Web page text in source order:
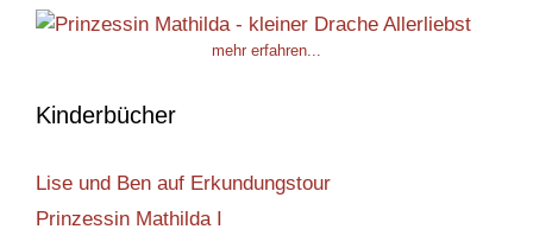
mehr erfahren...
Kinderbücher
Lise und Ben auf Erkundungstour
Prinzessin Mathilda I